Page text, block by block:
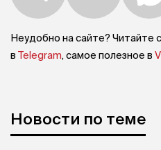
Неудобно на сайте? Читайте
в Telegram, самое полезное в
Новости по теме